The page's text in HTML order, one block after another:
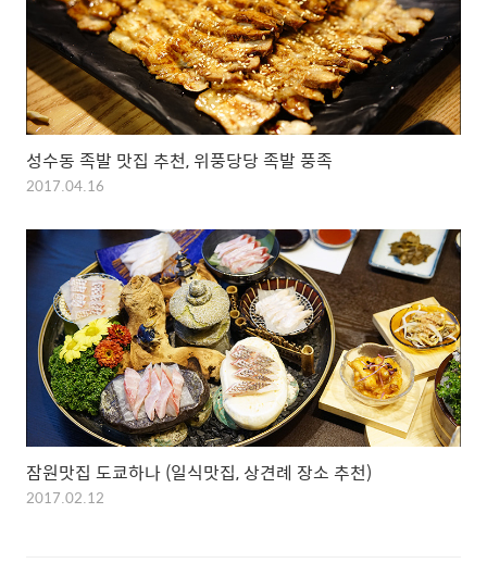
성수동 족발 맛집 추천, 위풍당당 족발 풍족
2017.04.16
잠원맛집 도쿄하나 (일식맛집, 상견례 장소 추천)
2017.02.12